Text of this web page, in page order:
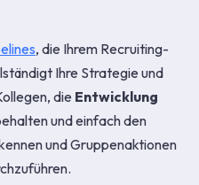
, die Ihrem Recruiting-
Ihre Strategie und
die Entwicklung
und einfach den
und Gruppenaktionen